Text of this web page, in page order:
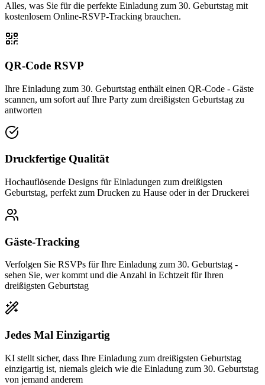
Alles, was Sie für die perfekte Einladung zum 30. Geburtstag mit
kostenlosem Online-RSVP-Tracking brauchen.
QR-Code RSVP
Ihre Einladung zum 30. Geburtstag enthält einen QR-Code - Gäste
scannen, um sofort auf Ihre Party zum dreißigsten Geburtstag zu
antworten
Druckfertige Qualität
Hochauflösende Designs für Einladungen zum dreißigsten
Geburtstag, perfekt zum Drucken zu Hause oder in der Druckerei
Gäste-Tracking
Verfolgen Sie RSVPs für Ihre Einladung zum 30. Geburtstag -
sehen Sie, wer kommt und die Anzahl in Echtzeit für Ihren
dreißigsten Geburtstag
Jedes Mal Einzigartig
KI stellt sicher, dass Ihre Einladung zum dreißigsten Geburtstag
einzigartig ist, niemals gleich wie die Einladung zum 30. Geburtstag
von jemand anderem